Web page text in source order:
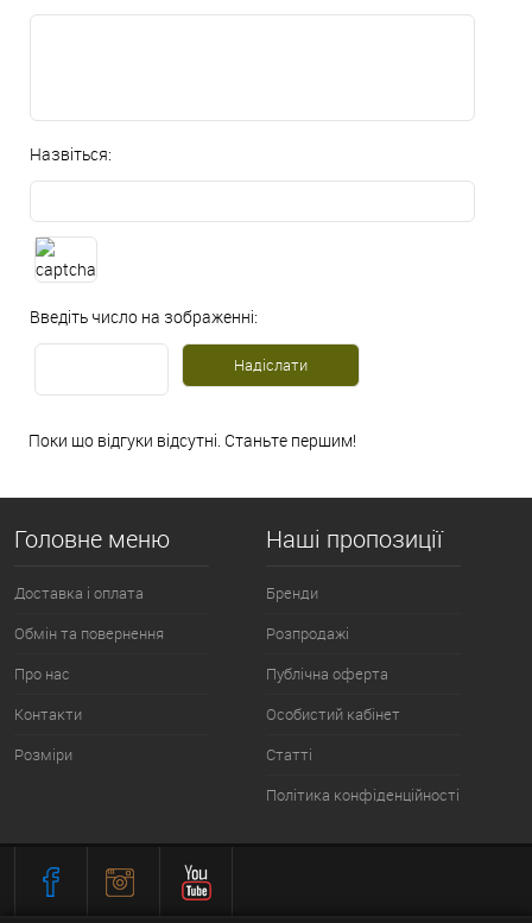
Назвіться:
Введіть число на зображенні:
Поки що відгуки відсутні. Станьте першим!
Головне меню
Доставка і оплата
Обмін та повернення
Про нас
Контакти
Розміри
Наші пропозиції
Бренди
Розпродажі
Публічна оферта
Особистий кабінет
Статті
Політика конфіденційності